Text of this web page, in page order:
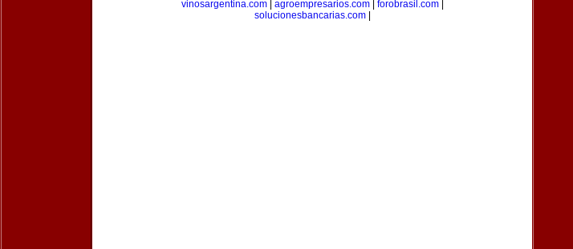
vinosargentina.com| agroempresarios.com| forobrasil.com|
solucionesbancarias.com|